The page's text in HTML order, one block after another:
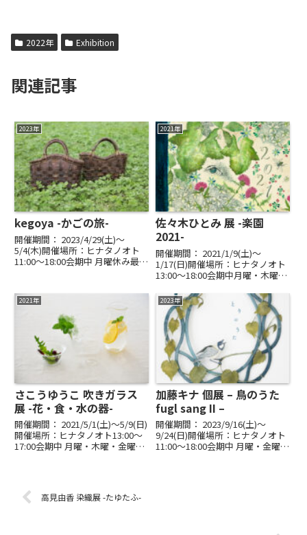
2022年 Exhibition
関連記事
2023年
kegoya -かごの旅-
開催期間： 2023/4/29(土)〜
5/4(木)開催場所：ヒナタノオト
11:00～18:00会期中 月曜休み最終
ばあちゃん。その生き方を象徴す
る木小屋（けごや）を屋号とし
2021年
佐々木ひとみ 展 -楽園
2021-
開催期間： 2021/1/9(土)〜
1/17(日)開催場所：ヒナタノオト
13:00～18:00会期中月曜・木曜・
タノオト新年の幕開けは、2021
年も佐々木ひとみさんの個展をお
届けします。ほほえみに満ちた...
2021年
さこうゆうこ 吹きガラス
展 -花・食・水の器-
開催期間： 2021/5/1(土)〜5/9(日)
開催場所：ヒナタノオト13:00～
17:00会期中 月曜・木曜・金曜休
のガラス器で、日々を鮮らしく...
2023年
加藤キナ 個展 – 鳥のうた
fugl sang II –
開催期間： 2023/9/16(土)〜
9/24(日)開催場所：ヒナタノオト
11:00～18:00会期中 月曜・金曜休
高見由香 染織展 -たゆたふ-